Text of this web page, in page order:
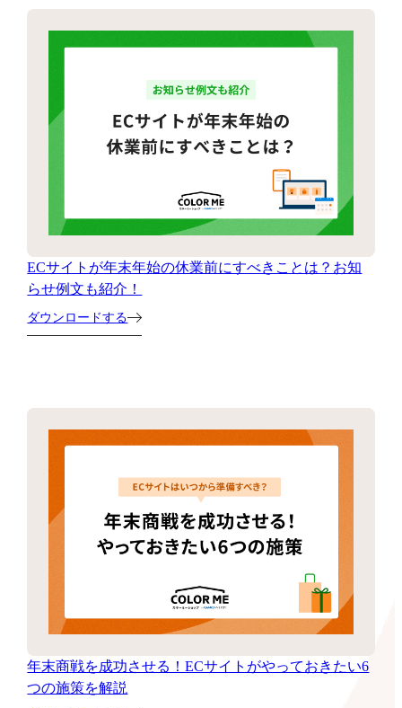
ECサイトが年末年始の休業前にすべきことは？お知
らせ例文も紹介！
ダウンロードする
年末商戦を成功させる！ECサイトがやっておきたい6
つの施策を解説